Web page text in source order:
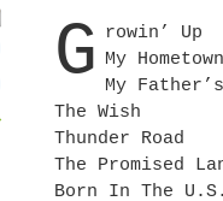
G rowin’ Up
My Hometown
My
The Wish
Thunder Road
The Promised
Born In The